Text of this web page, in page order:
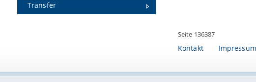
Transfer
Seite 136387
Kontakt Impressum